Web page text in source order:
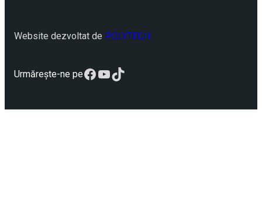
Website dezvoltat de POLYTECH
Urmărește-ne peFacebook
YouTube
TikTok